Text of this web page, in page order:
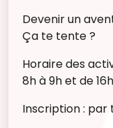
Devenir un
Ça te tente ?
Horaire des
8h à 9h et de
Inscription : par